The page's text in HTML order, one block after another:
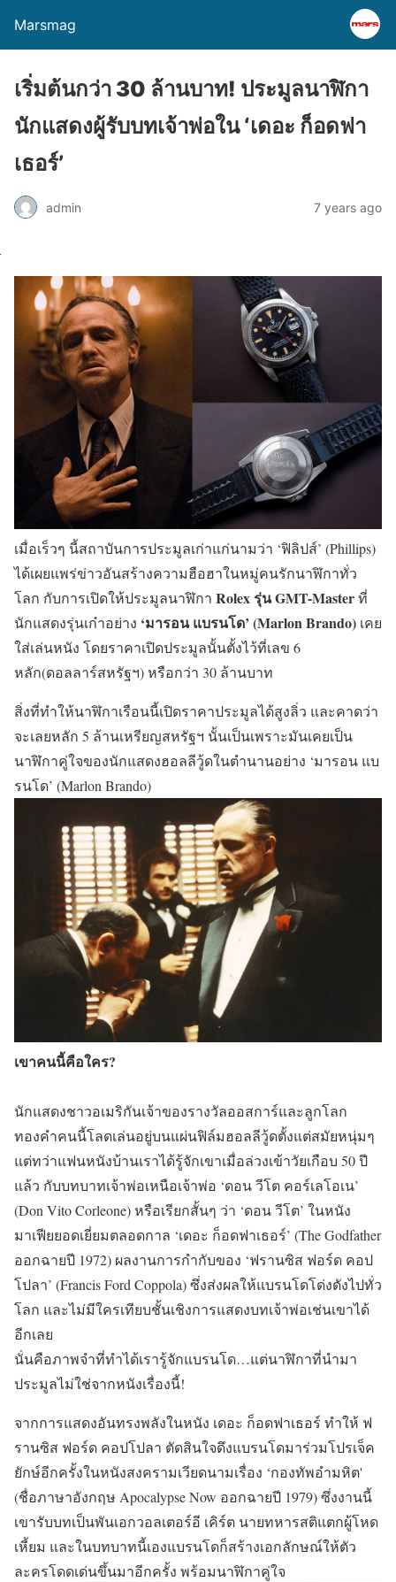
Marsmag
เริ่มต้นกว่า 30 ล้านบาท! ประมูลนาฬิกา
นักแสดงผู้รับบทเจ้าพ่อใน ‘เดอะ ก็อดฟา
เธอร์’
admin 7 years ago
เมื่อเร็วๆ นี้สถาบันการประมูลเก่าแก่นามว่า ‘ฟิลิปส์’ (Phillips)
ได้เผยแพร่ข่าวอันสร้างความฮือฮาในหมู่คนรักนาฬิกาทั่ว
โลก กับการเปิดให้ประมูลนาฬิกา Rolex รุ่น GMT-Masterที่
นักแสดงรุ่นเก๋าอย่าง ‘มารอน แบรนโด’ (Marlon Brando) เคย
ใส่เล่นหนัง โดยราคาเปิดประมูลนั้นตั้งไว้ที่เลข 6
หลัก(ดอลลาร์สหรัฐฯ) หรือกว่า 30 ล้านบาท
สิ่งที่ทำให้นาฬิกาเรือนนี้เปิดราคาประมูลได้สูงลิ่ว และคาดว่า
จะเลยหลัก 5 ล้านเหรียญสหรัฐฯ นั้นเป็นเพราะมันเคยเป็น
นาฬิกาคู่ใจของนักแสดงฮอลลีวู้ดในตำนานอย่าง ‘มารอน แบ
รนโด’ (Marlon Brando)
เขาคนนี้คือใคร?
นักแสดงชาวอเมริกันเจ้าของรางวัลออสการ์และลูกโลก
ทองคำคนนี้โลดเล่นอยู่บนแผ่นฟิล์มฮอลลีวู้ดตั้งแต่สมัยหนุ่มๆ
แต่ทว่าแฟนหนังบ้านเราได้รู้จักเขาเมื่อล่วงเข้าวัยเกือบ 50 ปี
แล้ว กับบทบาทเจ้าพ่อเหนือเจ้าพ่อ ‘ดอน วีโต คอร์เลโอเน’
(Don Vito Corleone) หรือเรียกสั้นๆ ว่า ‘ดอน วีโต’ ในหนัง
มาเฟียยอดเยี่ยมตลอดกาล ‘เดอะ ก็อดฟาเธอร์’ (The Godfather
ออกฉายปี 1972) ผลงานการกำกับของ ‘ฟรานซิส ฟอร์ด คอป
โปลา’ (Francis Ford Coppola) ซึ่งส่งผลให้แบรนโดโด่งดังไปทั่ว
โลก และไม่มีใครเทียบชั้นเชิงการแสดงบทเจ้าพ่อเช่นเขาได้
อีกเลย
นั่นคือภาพจำที่ทำได้เรารู้จักแบรนโด…แต่นาฬิกาที่นำมา
ประมูลไม่ใช่จากหนังเรื่องนี้!
จากการแสดงอันทรงพลังในหนัง เดอะ ก็อดฟาเธอร์ ทำให้ ฟ
รานซิส ฟอร์ด คอปโปลา ตัดสินใจดึงแบรนโดมาร่วมโปรเจ็ค
ยักษ์อีกครั้งในหนังสงครามเวียดนามเรื่อง ‘กองทัพอำมหิต'
(ชื่อภาษาอังกฤษ Apocalypse Now ออกฉายปี 1979) ซึ่งงานนี้
เขารับบทเป็นพันเอกวอลเตอร์อี เคิร์ต นายทหารสติแตกผู้โหด
เหี้ยม และในบทบาทนี้เองแบรนโดก็สร้างเอกลักษณ์ให้ตัว
ละครโดดเด่นขึ้นมาอีกครั้ง พร้อมนาฬิกาคู่ใจ